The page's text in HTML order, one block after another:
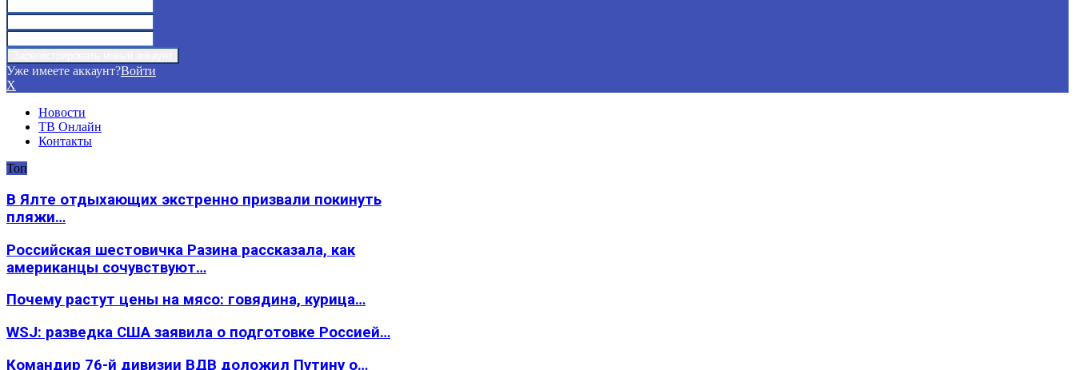
Уже имеете аккаунт?Войти
X
Новости
ТВ Онлайн
Контакты
Топ
В Ялте отдыхающих экстренно призвали покинуть
пляжи…
Российская шестовичка Разина рассказала, как
американцы сочувствуют…
Почему растут цены на мясо: говядина, курица…
WSJ: разведка США заявила о подготовке Россией…
Командир 76-й дивизии ВДВ доложил Путину о…